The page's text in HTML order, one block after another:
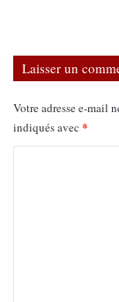
Laisser un
Votre adresse e-mail
indiqués avec *